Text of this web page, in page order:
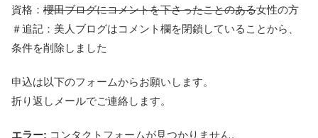
資格： 櫻田ブログにコメントを下さったことのある女性の方
＃追記：美人ブログはコメント欄を閉鎖していることから、
条件を削除しました
申込は以下のフォームからお願いします。
折り返しメールでご連絡します。
エラー: コンタクトフォームが見つかりません。